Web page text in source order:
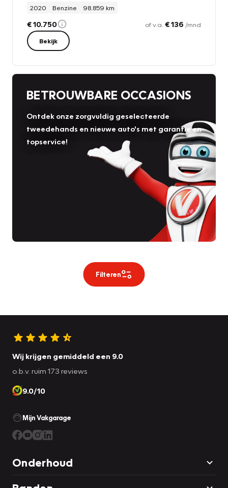
2020
Benzine 98.859 km
€ 10.750 of v.a. € 136 /mnd
Bekijk
BETROUWBARE OCCASIONS
Ontdek onze zorgvuldig geselecteerde
tweedehands en nieuwe auto's met garantie en
topservice!
Filteren
Wij krijgen gemiddeld een 9.0
o.b.v. ruim 173 reviews
9.0/10
Mijn Vakgarage
Onderhoud